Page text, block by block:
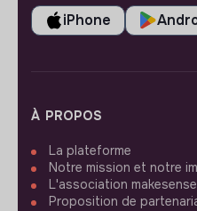
iPhone
À PROPOS
La plateforme
Notre mission et notre
L'association makesense
Proposition de